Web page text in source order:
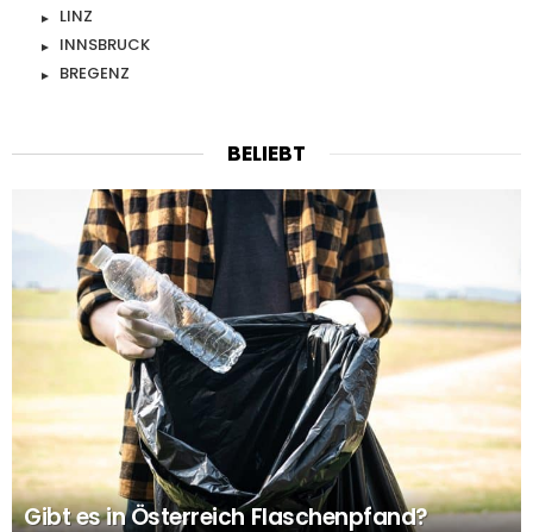
LINZ
INNSBRUCK
BREGENZ
BELIEBT
Gibt es in Österreich Flaschenpfand?